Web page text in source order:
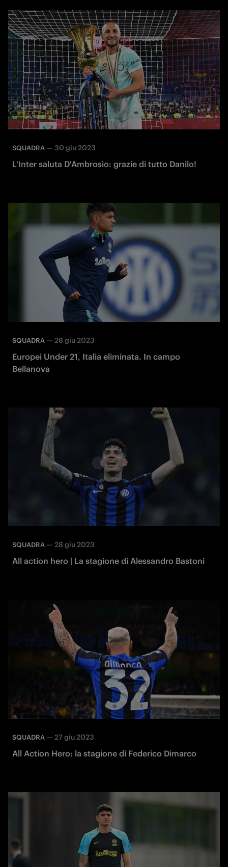
SQUADRA — 30 giu 2023
L'Inter saluta D'Ambrosio: grazie di tutto Danilo!
SQUADRA — 28 giu 2023
Europei Under 21, Italia eliminata. In campo
Bellanova
SQUADRA — 28 giu 2023
All action hero | La stagione di Alessandro Bastoni
SQUADRA — 27 giu 2023
All Action Hero: la stagione di Federico Dimarco